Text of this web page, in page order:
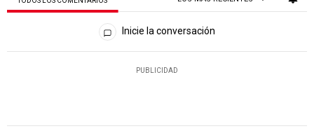
Todos los comentarios
Inicie la conversación
PUBLICIDAD